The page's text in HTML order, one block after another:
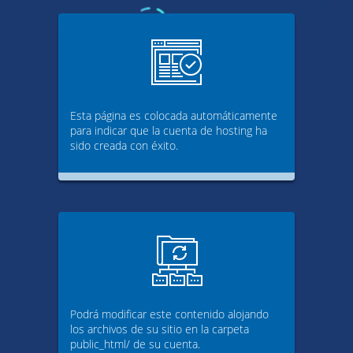
Esta página es colocada automáticamente
para indicar que la cuenta de hosting ha
sido creada con éxito.
Podrá modificar este contenido alojando
los archivos de su sitio en la carpeta
public_html/ de su cuenta.